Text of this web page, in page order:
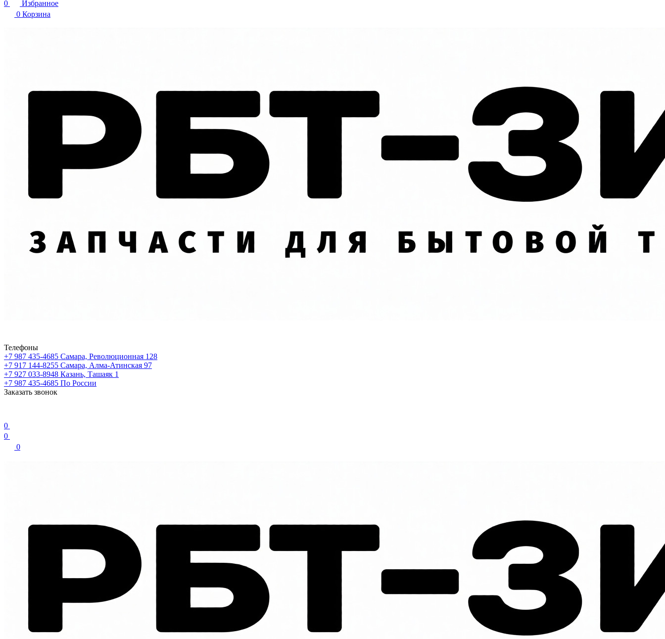
0
Избранное
0 Корзина
Телефоны
+7 987 435-4685 Самара, Революционная 128
+7 917 144-8255 Самара, Алма-Атинская 97
+7 927 033-8948 Казань, Ташаяк 1
+7 987 435-4685 По России
Заказать звонок
0
0
0